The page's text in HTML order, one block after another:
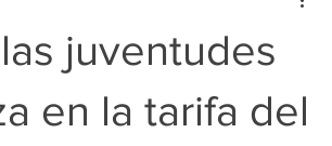
juventudes
en la tarifa del